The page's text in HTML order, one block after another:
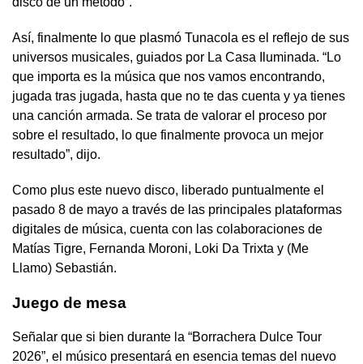
Así, finalmente lo que plasmó Tunacola es el reflejo de sus
universos musicales, guiados por La Casa Iluminada. “Lo
que importa es la música que nos vamos encontrando,
jugada tras jugada, hasta que no te das cuenta y ya tienes
una canción armada. Se trata de valorar el proceso por
sobre el resultado, lo que finalmente provoca un mejor
resultado”, dijo.
Como plus este nuevo disco, liberado puntualmente el
pasado 8 de mayo a través de las principales plataformas
digitales de música, cuenta con las colaboraciones de
Matías Tigre, Fernanda Moroni, Loki Da Trixta y (Me
Llamo) Sebastián.
Juego de mesa
Señalar que si bien durante la “Borrachera Dulce Tour
2026”, el músico presentará en esencia temas del nuevo